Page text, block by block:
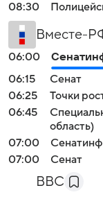
08:30
Вместе-
06:00
06:15
Сенат
06:25
Точки
06:45
область)
07:00
07:00
Сенат
BBC